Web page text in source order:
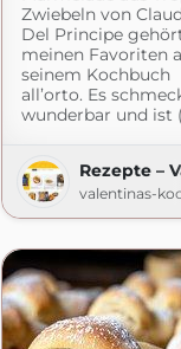
Zwiebeln von
Del Principe
meinen Favoriten
seinem Kochbuch
all’orto. Es
wunderbar und ist
Rezepte –
valentinas-